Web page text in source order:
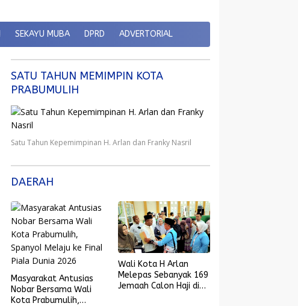
SEKAYU MUBA DPRD ADVERTORIAL
SATU TAHUN MEMIMPIN KOTA
PRABUMULIH
Satu Tahun Kepemimpinan H. Arlan dan Franky Nasril
DAERAH
Masyarakat Antusias
Nobar Bersama Wali
Kota Prabumulih,
Wali Kota H Arlan
Melepas Sebanyak 169
Jemaah Calon Haji di